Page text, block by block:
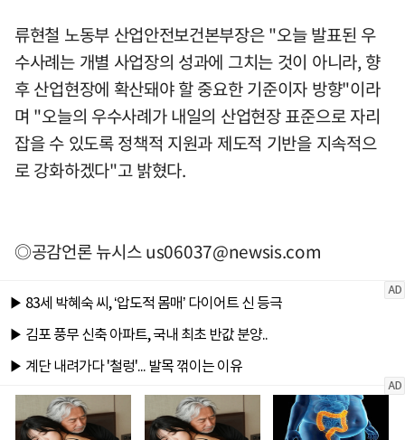
류현철 노동부 산업안전보건본부장은 "오늘 발표된 우
수사례는 개별 사업장의 성과에 그치는 것이 아니라, 향
후 산업현장에 확산돼야 할 중요한 기준이자 방향"이라
며 "오늘의 우수사례가 내일의 산업현장 표준으로 자리
잡을 수 있도록 정책적 지원과 제도적 기반을 지속적으
로 강화하겠다"고 밝혔다.
◎공감언론 뉴시스us06037@newsis.com